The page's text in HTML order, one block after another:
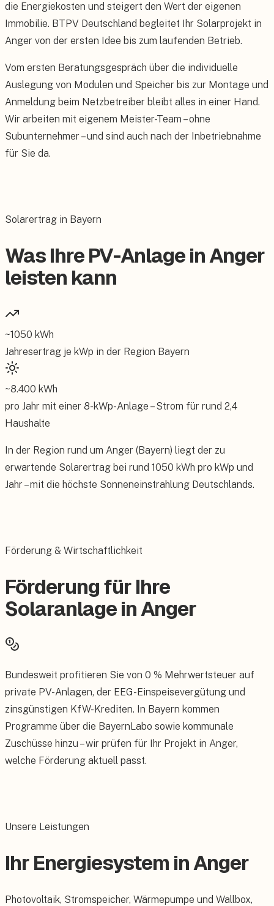
die Energiekosten und steigert den Wert der eigenen
Immobilie. BTPV Deutschland begleitet Ihr Solarprojekt in
Anger von der ersten Idee bis zum laufenden Betrieb.
Vom ersten Beratungsgespräch über die individuelle
Auslegung von Modulen und Speicher bis zur Montage und
Anmeldung beim Netzbetreiber bleibt alles in einer Hand.
Wir arbeiten mit eigenem Meister-Team – ohne
Subunternehmer – und sind auch nach der Inbetriebnahme
für Sie da.
Solarertrag in Bayern
Was Ihre PV-Anlage in Anger
leisten kann
~1050 kWh
Jahresertrag je kWp in der Region Bayern
~8.400 kWh
pro Jahr mit einer 8-kWp-Anlage – Strom für rund 2,4
Haushalte
In der Region rund um Anger (Bayern) liegt der zu
erwartende Solarertrag bei rund 1050 kWh pro kWp und
Jahr – mit die höchste Sonneneinstrahlung Deutschlands.
Förderung & Wirtschaftlichkeit
Förderung für Ihre
Solaranlage in Anger
Bundesweit profitieren Sie von 0 % Mehrwertsteuer auf
private PV-Anlagen, der EEG-Einspeisevergütung und
zinsgünstigen KfW-Krediten. In Bayern kommen
Programme über die BayernLabo sowie kommunale
Zuschüsse hinzu – wir prüfen für Ihr Projekt in Anger,
welche Förderung aktuell passt.
Unsere Leistungen
Ihr Energiesystem in Anger
Photovoltaik, Stromspeicher, Wärmepumpe und Wallbox,